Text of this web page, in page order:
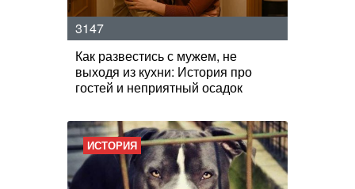
3147
Как развестись с мужем, не
выходя из кухни: История про
гостей и неприятный осадок
ИСТОРИЯ